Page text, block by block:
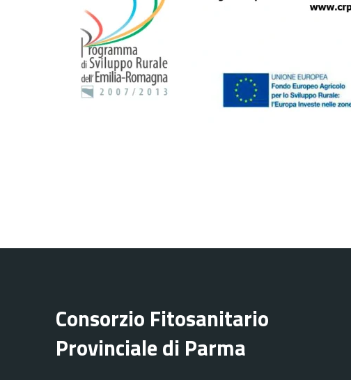
Consorzio Fitosanitario
Provinciale di Parma